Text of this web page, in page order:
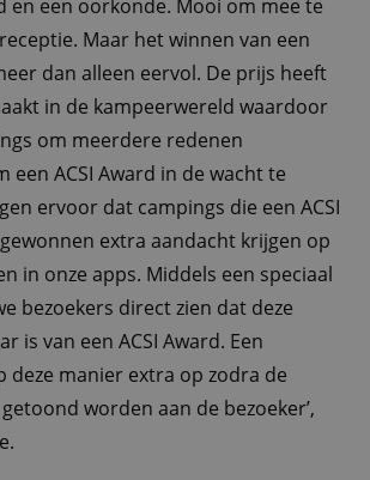
en een oorkonde. Mooi om mee te
Maar het winnen van een
dan alleen eervol. De prijs heeft
in de kampeerwereld waardoor
om meerdere redenen
een ACSI Award in de wacht te
ervoor dat campings die een ACSI
extra aandacht krijgen op
in onze apps. Middels een speciaal
bezoekers direct zien dat deze
is van een ACSI Award. Een
deze manier extra op zodra de
worden aan de bezoeker’,